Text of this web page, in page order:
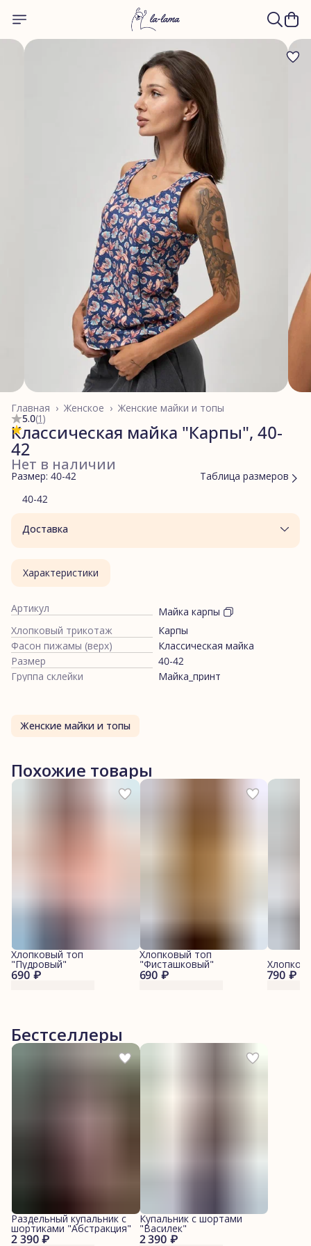
Женские майки и топы
Женское ›
Главная ›
5.0(1)
Классическая майка "Карпы", 40-
42
Нет в наличии
Размер: 40-42
Таблица размеров
40-42
Доставка
Характеристики
Артикул
Майка карпы
Хлопковый трикотаж
Карпы
Фасон пижамы (верх)
Классическая майка
Размер
40-42
Группа склейки
Майка_принт
Женские майки и топы
Похожие товары
690 ₽
Хлопковый топ
"Пудровый"
690 ₽
Хлопковый топ
"Фисташковый"
790 ₽
Бестселлеры
2 390 ₽
Раздельный купальник с
шортиками "Абстракция"
2 390 ₽
Купальник с шортами
"Василек"